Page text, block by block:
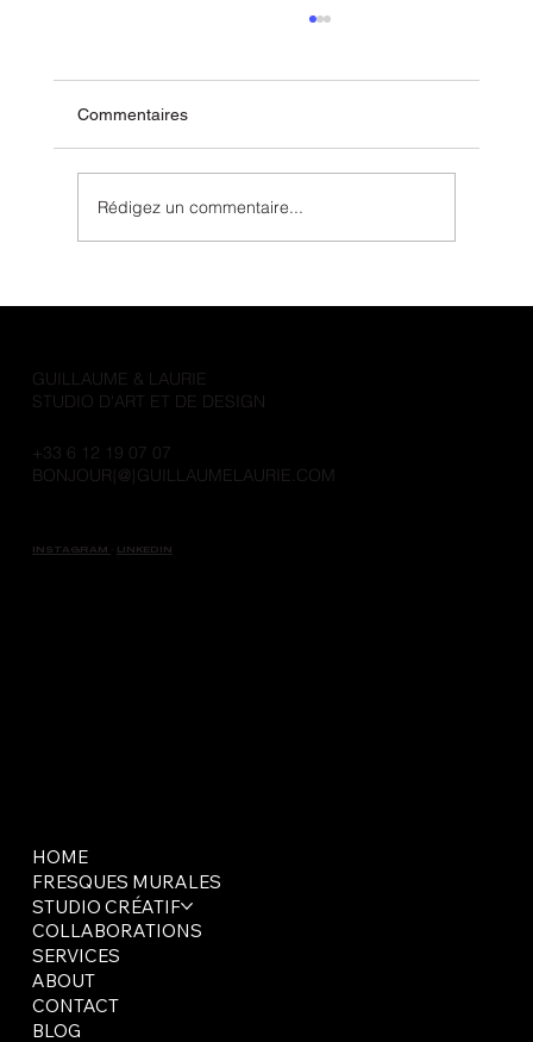
Commentaires
Rédigez un commentaire...
GUILLAUME & LAURIE
STUDIO D'ART ET DE DESIGN
+33 6 12 19 07 07
BONJOUR{@}GUILLAUMELAURIE.COM
INSTAGRAM · LINKEDIN
HOME
FRESQUES MURALES
STUDIO CRÉATIF
COLLABORATIONS
SERVICES
ABOUT
CONTACT
BLOG